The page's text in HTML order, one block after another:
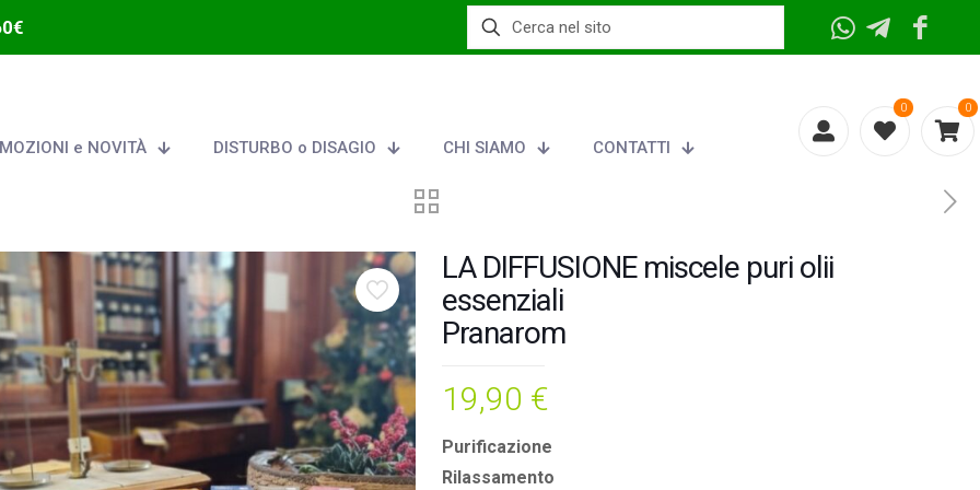
e NOVITÀ DISTURBO o DISAGIO CHI SIAMO CONTATTI
0 0
LA DIFFUSIONE miscele puri olii
essenziali
Pranarom
19,90 €
Purificazione
Rilassamento